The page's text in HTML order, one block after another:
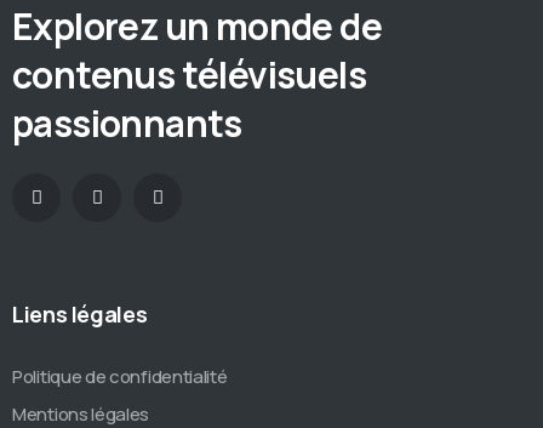
Explorez un monde de
contenus télévisuels
passionnants
Liens légales
Politique de confidentialité
Mentions légales